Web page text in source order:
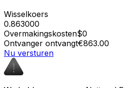
Wisselkoers
0.863000
Overmakingskosten$0
Ontvanger ontvangt€863.00
Nu versturen